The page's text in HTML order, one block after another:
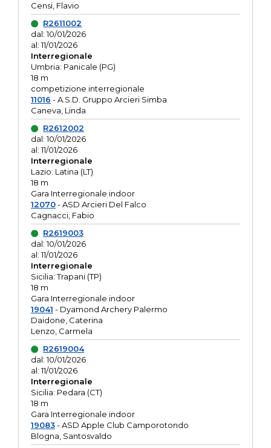
Censi, Flavio
R2611002
dal: 10/01/2026
al: 11/01/2026
Interregionale
Umbria: Panicale (PG)
18 m
competizione interregionale
11016 - A.S.D. Gruppo Arcieri Simba
Caneva, Linda
R2612002
dal: 10/01/2026
al: 11/01/2026
Interregionale
Lazio: Latina (LT)
18 m
Gara Interregionale indoor
12070- ASD Arcieri Del Falco
Cagnacci, Fabio
R2619003
dal: 10/01/2026
al: 11/01/2026
Interregionale
Sicilia: Trapani (TP)
18 m
Gara Interregionale indoor
19041 - Dyamond Archery Palermo
Daidone, Caterina
Lenzo, Carmela
R2619004
dal: 10/01/2026
al: 11/01/2026
Interregionale
Sicilia: Pedara (CT)
18 m
Gara Interregionale indoor
19083- ASD Apple Club Camporotondo
Blogna, Santosvaldo